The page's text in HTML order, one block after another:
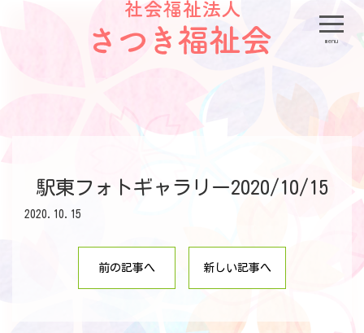
menu
駅東フォトギャラリー2020/10/15
2020.10.15
前の記事へ 新しい記事へ